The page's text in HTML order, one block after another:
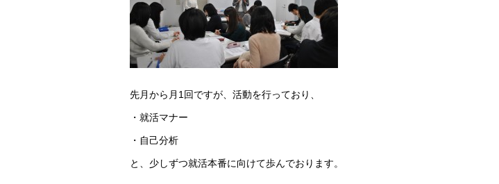
先月から月1回ですが、活動を行っており、
・就活マナー
・自己分析
と、少しずつ就活本番に向けて歩んでおります。